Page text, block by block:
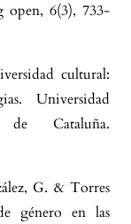
open, 6(3), 733-
cultural:
Universidad
de Cataluña.
G. & Torres
género en las